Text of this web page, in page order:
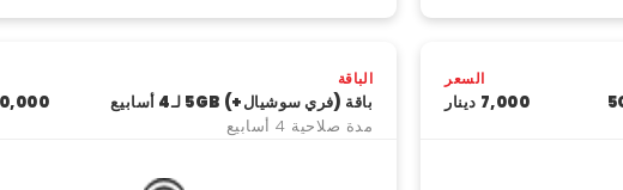
السعر
7,000 دینار
الباقة
باقة (فري سوشيال+) 5GB لـ4 أسابيع
مدة صلاحية 4 أسابيع
10,000